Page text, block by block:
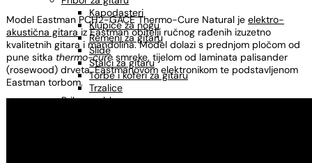
Kapodasteri
Klupice za nogu
Remeni za gitaru
Slide
Stalci za gitaru
Torbe i koferi za gitaru
Trzalice
Pribor za bluegrass
Model Eastman PCH2-GACE Thermo-Cure Natural je elektro-
akustična gitara iz Eastman obitelji ručnog rađenih izuzetno
kvalitetnih gitara i mandolina. Model dolazi s prednjom pločom od
pune sitka thermo-curesmreke, tijelom od laminata palisander
(rosewood) drveta, Eastmanovom elektronikom te podstavljenom
Eastman torbom.